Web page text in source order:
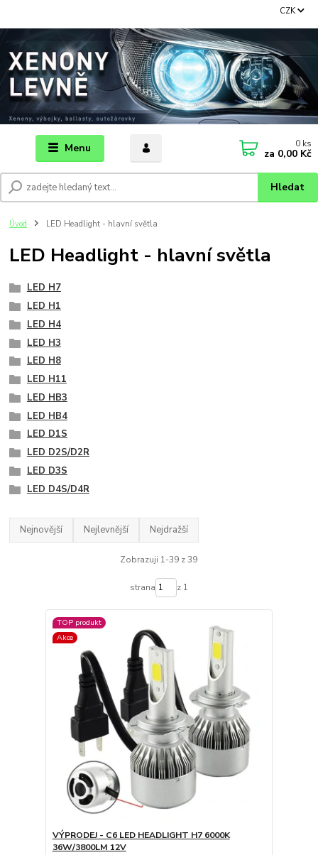
Menu
CZK
Hledat
0 ks
za 0,00 Kč
Úvod LED Headlight - hlavní světla
LED Headlight - hlavní světla
LED H7
LED H1
LED H4
LED H3
LED H8
LED H11
LED HB3
LED HB4
LED D1S
LED D2S/D2R
LED D3S
LED D4S/D4R
Nejnovější Nejlevnější Nejdražší
Zobrazuji 1-39 z 39
strana z 1
TOP produkt
Akce
VÝPRODEJ - C6 LED HEADLIGHT H7 6000K
36W/3800LM 12V